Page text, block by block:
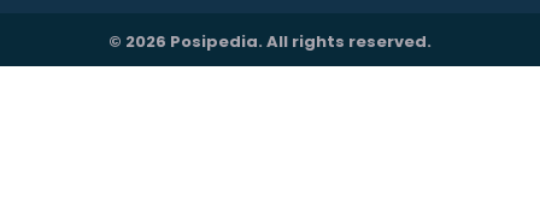
© 2026 Posipedia. All rights reserved.